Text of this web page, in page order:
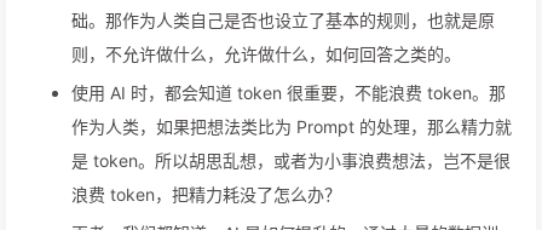
础。那作为人类自己是否也设立了基本的规则，也就是原
则，不允许做什么，允许做什么，如何回答之类的。
使用 AI 时，都会知道 token 很重要，不能浪费 token。那
作为人类，如果把想法类比为 Prompt 的处理，那么精力就
是 token。所以胡思乱想，或者为小事浪费想法，岂不是很
浪费 token，把精力耗没了怎么办？